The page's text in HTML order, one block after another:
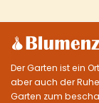
Der Garten ist ein
aber auch der
Garten zum